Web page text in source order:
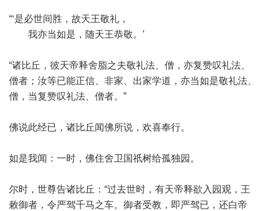
“‘是必世间胜，故天王敬礼，
我亦当如是，随天王恭敬。’
“诸比丘，彼天帝释舍脂之夫敬礼法、僧，亦复赞叹礼法、
僧者；汝等已能正信、非家、出家学道，亦当如是敬礼法、
僧，当复赞叹礼法、僧者。”
佛说此经已，诸比丘闻佛所说，欢喜奉行。
如是我闻：一时，佛住舍卫国祇树给孤独园。
尔时，世尊告诸比丘：“过去世时，有天帝释欲入园观，王
敕御者，令严驾千马之车。御者受教，即严驾已，还白帝